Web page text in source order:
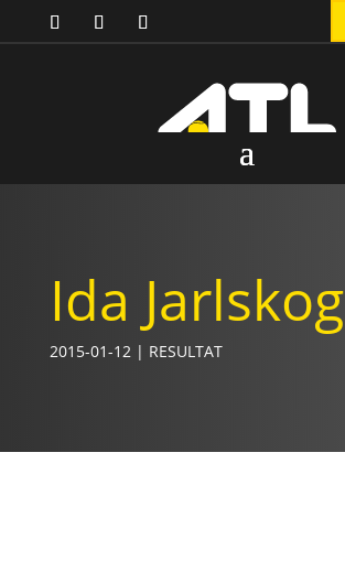
Ida Jarlskog
2015-01-12| RESULTAT